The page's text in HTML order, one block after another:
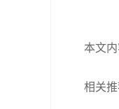
本文
相关